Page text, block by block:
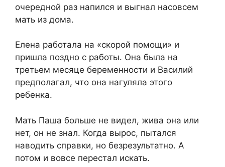
очередной раз напился и выгнал насовсем
мать из дома.
Елена работала на «скорой помощи» и
пришла поздно с работы. Она была на
третьем месяце беременности и Василий
предполагал, что она нагуляла этого
ребенка.
Мать Паша больше не видел, жива она или
нет, он не знал. Когда вырос, пытался
наводить справки, но безрезультатно. А
потом и вовсе перестал искать.